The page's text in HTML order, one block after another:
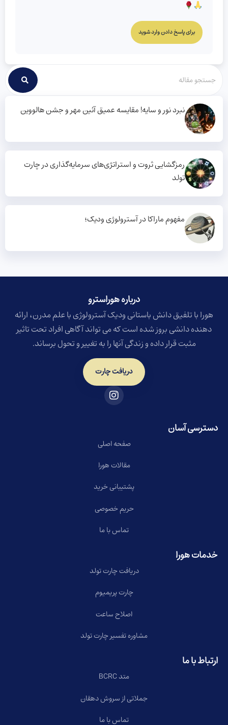
برای پاسخ دادن وارد شوید
نبرد نور و سایه! مقایسه عمیق آئین مهر و جشن هالووین
رمزگشایی ثروت و استراتژی‌های سرمایه‌گذاری در چارت
تولد
مفهوم ماراکا در آسترولوژی ودیک؛
درباره هوراسترو​
هورا با تلفیق دانش باستانی ودیک آسترولوژی با علم مدرن، ارائه
دهنده دانشی بروز شده است که می تواند آگاهی افراد تحت تاثیر
مثبت قرار داده و زندگی آنها را به تغییر و تحول برساند.
دریافت چارت
دسترسی آسان
صفحه اصلی
مقالات هورا
پشتیبانی خرید
حریم خصوصی
تماس با ما
خدمات هورا
دریافت چارت تولد
چارت پریمیوم
اصلاح ساعت
مشاوره تفسیر چارت تولد
ارتباط با ما
متد BCRC
جملاتی از سروش دهقان
تماس با ما